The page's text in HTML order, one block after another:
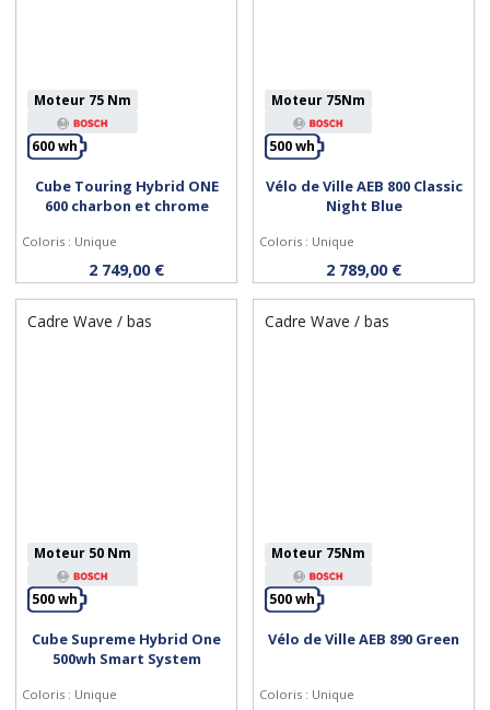
Personnaliser
Moteur 75 Nm
600 wh
Cube Touring Hybrid ONE
600 charbon et chrome
Coloris : Unique
2 749,00 €
Personnaliser
Moteur 75Nm
500 wh
Vélo de Ville AEB 800 Classic
Night Blue
Coloris : Unique
2 789,00 €
Cadre Wave / bas
Personnaliser
Moteur 50 Nm
500 wh
Cube Supreme Hybrid One
500wh Smart System
Coloris : Unique
Cadre Wave / bas
Personnaliser
Moteur 75Nm
500 wh
Vélo de Ville AEB 890 Green
Coloris : Unique